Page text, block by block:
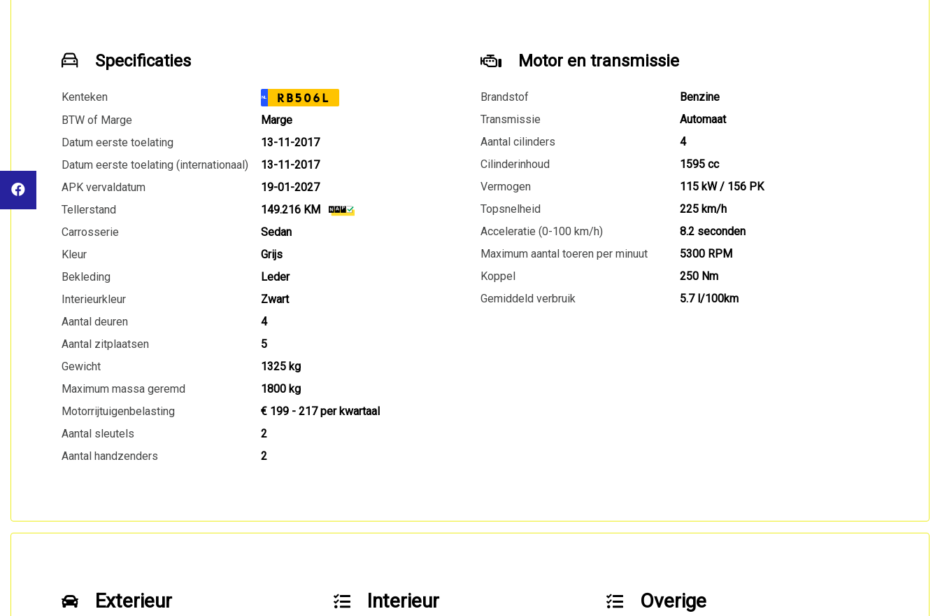
Specificaties
Kenteken NL RB506L
BTW of Marge
Marge
Datum eerste toelating
13-11-2017
Datum eerste toelating (internationaal)
13-11-2017
APK vervaldatum
19-01-2027
Tellerstand
149.216 KM
Carrosserie
Sedan
Kleur
Grijs
Bekleding
Leder
Interieurkleur
Zwart
Aantal deuren
4
Aantal zitplaatsen
5
Gewicht
1325 kg
Maximum massa geremd
1800 kg
Motorrijtuigenbelasting
€ 199 - 217 per kwartaal
Aantal sleutels
2
Aantal handzenders
2
Motor en transmissie
Brandstof
Benzine
Transmissie
Automaat
Aantal cilinders
4
Cilinderinhoud
1595 cc
Vermogen
115 kW / 156 PK
Topsnelheid
225 km/h
Acceleratie (0-100 km/h)
8.2 seconden
Maximum aantal toeren per minuut
5300 RPM
Koppel
250 Nm
Gemiddeld verbruik
5.7 l/100km
Exterieur Interieur Overige